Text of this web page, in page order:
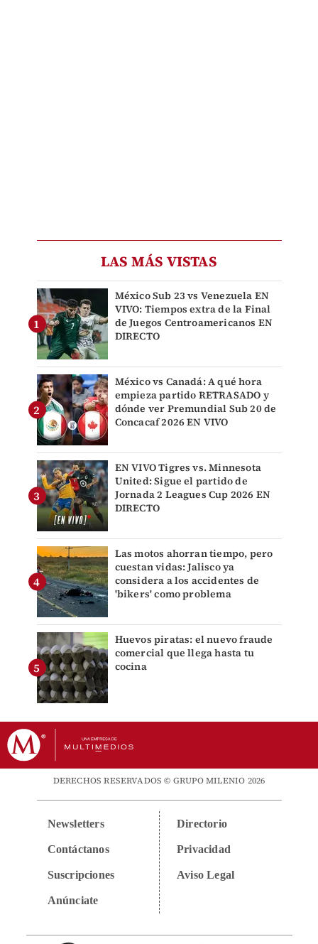
LAS MÁS VISTAS
México Sub 23 vs Venezuela EN
VIVO: Tiempos extra de la Final
de Juegos Centroamericanos EN
DIRECTO
México vs Canadá: A qué hora
empieza partido RETRASADO y
dónde ver Premundial Sub 20 de
Concacaf 2026 EN VIVO
EN VIVO Tigres vs. Minnesota
United: Sigue el partido de
Jornada 2 Leagues Cup 2026 EN
DIRECTO
Las motos ahorran tiempo, pero
cuestan vidas: Jalisco ya
considera a los accidentes de
'bikers' como problema
Huevos piratas: el nuevo fraude
comercial que llega hasta tu
cocina
DERECHOS RESERVADOS © GRUPO MILENIO 2026
Newsletters
Contáctanos
Suscripciones
Anúnciate
Directorio
Privacidad
Aviso Legal